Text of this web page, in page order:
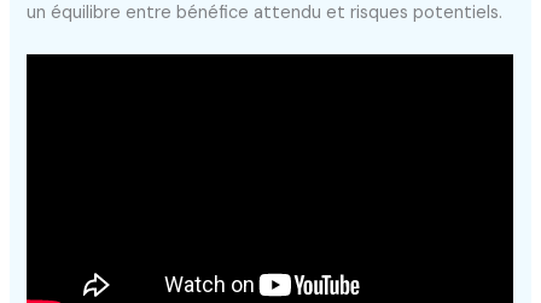
un équilibre entre bénéfice attendu et risques potentiels.